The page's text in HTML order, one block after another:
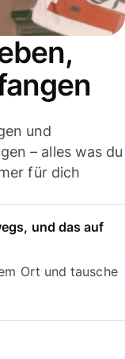
und
– alles was du
für dich
und das auf
Ort und tausche